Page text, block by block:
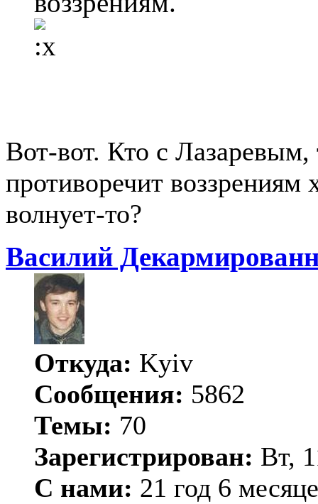
Вот-вот. Кто с
противоречит воззрениям
волнует-то?
Василий
Откуда: Kyiv
Сообщения: 5862
Темы: 70
Зарегистрирован: Вт,
С нами: 21 год 6